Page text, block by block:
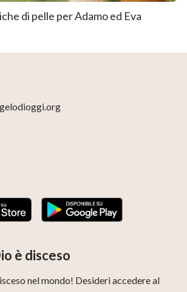
di pelle per Adamo ed Eva
è disceso
nel mondo! Desideri accedere al